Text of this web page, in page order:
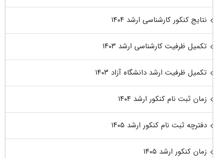
نتایج کنکور کارشناسی ارشد ۱۴۰۴
تکمیل ظرفیت کارشناسی ارشد ۱۴۰۳
تکمیل ظرفیت ارشد دانشگاه آزاد ۱۴۰۳
زمان ثبت نام کنکور ارشد ۱۴۰۴
دفترچه ثبت نام کنکور ارشد ۱۴۰۵
زمان کنکور ارشد ۱۴۰۵